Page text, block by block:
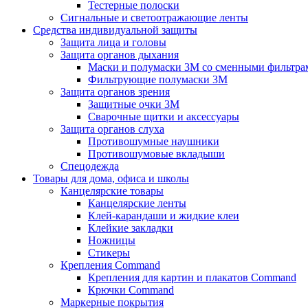
Тестерные полоски
Сигнальные и светоотражающие ленты
Средства индивидуальной защиты
Защита лица и головы
Защита органов дыхания
Маски и полумаски 3М со сменными
Фильтрующие полумаски 3М
Защита органов зрения
Защитные очки 3М
Сварочные щитки и аксессуары
Защита органов слуха
Противошумные наушники
Противошумовые вкладыши
Спецодежда
Товары для дома, офиса и школы
Канцелярские товары
Канцелярские ленты
Клей-карандаши и жидкие клеи
Клейкие закладки
Ножницы
Стикеры
Крепления Command
Крепления для картин и плакатов Command
Крючки Command
Маркерные покрытия